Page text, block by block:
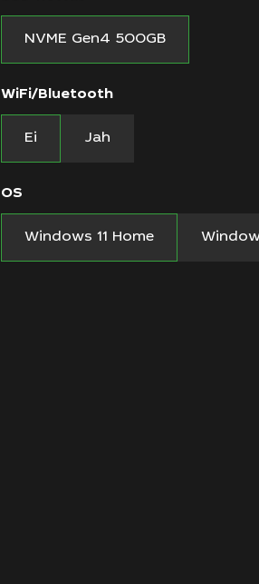
NVME Gen4 500GB
WiFi/Bluetooth
Ei Jah
OS
Windows 11 Home